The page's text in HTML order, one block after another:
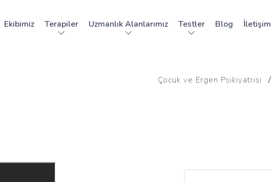
Ekibimiz Terapiler Uzmanlık Alanlarımız Testler Blog İletişim
Çocuk ve Ergen Psikiyatrisi